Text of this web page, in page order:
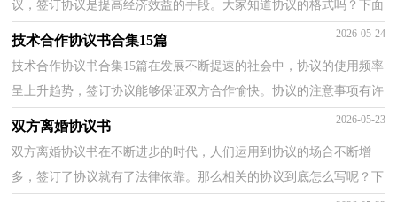
议，签订协议是提高经济效益的手段。大家知道协议的格式吗？下面
是小编整理的技术合作协议书，仅供参考，希望能够帮助...
技术合作协议书合集15篇 2026-05-24
技术合作协议书合集15篇在发展不断提速的社会中，协议的使用频率
呈上升趋势，签订协议能够保证双方合作愉快。协议的注意事项有许
多，你确定会写吗？以下是小编收集整理的技术合作协...
双方离婚协议书 2026-05-23
双方离婚协议书在不断进步的时代，人们运用到协议的场合不断增
多，签订了协议就有了法律依靠。那么相关的协议到底怎么写呢？下